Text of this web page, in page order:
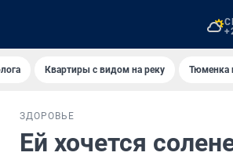
Квартиры с видом на реку Тюменка
ЗДОРОВЬЕ
Ей хочется